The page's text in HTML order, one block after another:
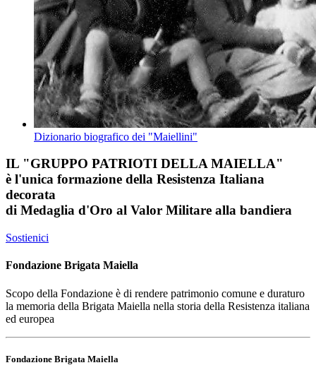
Dizionario biografico dei "Maiellini"
IL "GRUPPO PATRIOTI DELLA MAIELLA"
è l'unica formazione della Resistenza Italiana
decorata
di Medaglia d'Oro al Valor Militare alla bandiera
Sostienici
Fondazione Brigata Maiella
Scopo della Fondazione è di rendere patrimonio comune e duraturo
la memoria della Brigata Maiella nella storia della Resistenza italiana
ed europea
Fondazione Brigata Maiella